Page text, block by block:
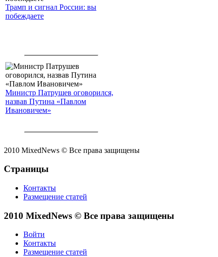
Трамп и сигнал России: вы
побеждаете
Министр Патрушев оговорился,
назвав Путина «Павлом
Ивановичем»
2010 MixedNews © Все права защищены
Страницы
Контакты
Размещение статей
2010 MixedNews © Все права защищены
Войти
Контакты
Размещение статей